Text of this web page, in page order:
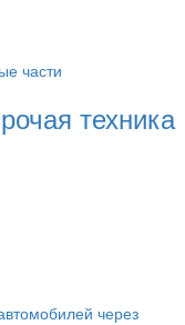
части
техника
через